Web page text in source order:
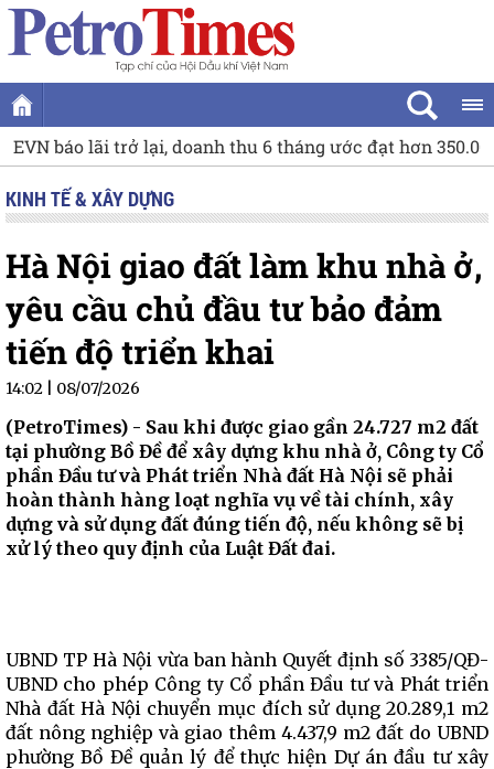
lại, doanh thu 6 tháng ước đạt hơn 350.000 tỷ đồng Tin
KINH TẾ & XÂY DỰNG
Hà Nội giao đất làm khu nhà ở,
yêu cầu chủ đầu tư bảo đảm
tiến độ triển khai
14:02 | 08/07/2026
(PetroTimes) - Sau khi được giao gần 24.727 m2 đất
tại phường Bồ Đề để xây dựng khu nhà ở, Công ty Cổ
phần Đầu tư và Phát triển Nhà đất Hà Nội sẽ phải
hoàn thành hàng loạt nghĩa vụ về tài chính, xây
dựng và sử dụng đất đúng tiến độ, nếu không sẽ bị
xử lý theo quy định của Luật Đất đai.
UBND TP Hà Nội vừa ban hành Quyết định số 3385/QĐ-
UBND cho phép Công ty Cổ phần Đầu tư và Phát triển
Nhà đất Hà Nội chuyển mục đích sử dụng 20.289,1 m2
đất nông nghiệp và giao thêm 4.437,9 m2 đất do UBND
phường Bồ Đề quản lý để thực hiện Dự án đầu tư xây